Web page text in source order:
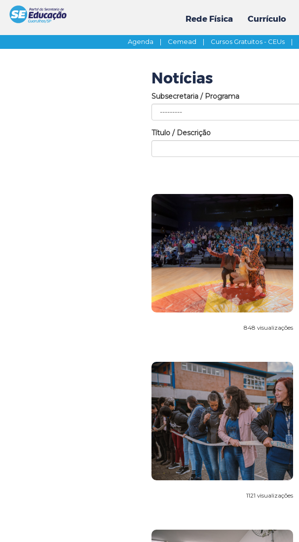
Rede Física Currículo
Agenda | Cemead | Cursos Gratuitos - CEUs |
Notícias
Subsecretaria / Programa
Título / Descrição
848 visualizações
1121 visualizações